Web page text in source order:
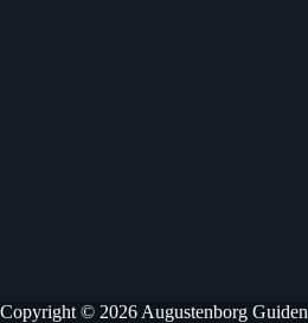
Copyright © 2026 Augustenborg Guiden